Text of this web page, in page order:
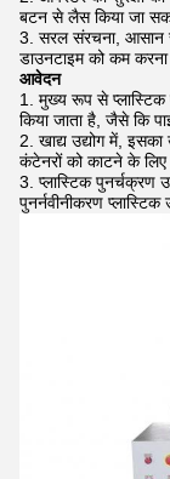
बटन से लैस किया जा
सरल संरचना, आसान
डाउनटाइम को कम
आवेदन
मुख्य रूप से
किया जाता है, जैसे कि
खाद्य उद्योग में, इसका
कंटेनरों को काटने के लिए
प्लास्टिक पुनर्चक्रण
पुनर्नवीनीकरण